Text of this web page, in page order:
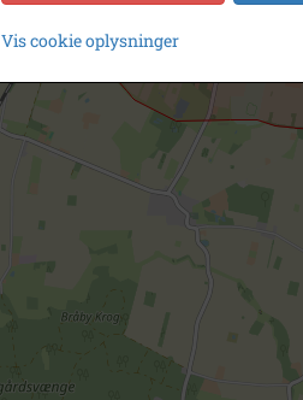
Vis cookie oplysninger